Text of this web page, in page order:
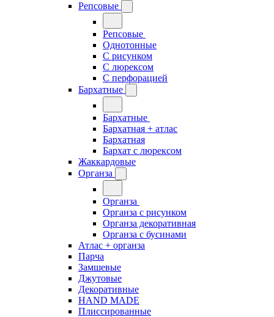
Репсовые
Репсовые
Однотонные
С рисунком
С люрексом
С перфорацией
Бархатные
Бархатные
Бархатная + атлас
Бархатная
Бархат с люрексом
Жаккардовые
Органза
Органза
Органза с рисунком
Органза декоративная
Органза с бусинами
Атлас + органза
Парча
Замшевые
Джутовые
Декоративные
HAND MADE
Плиссированные